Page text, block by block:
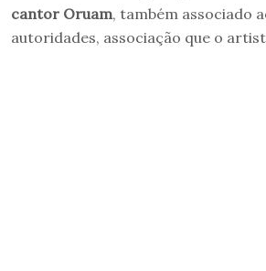
cantor Oruam, também associado
autoridades, associação que o